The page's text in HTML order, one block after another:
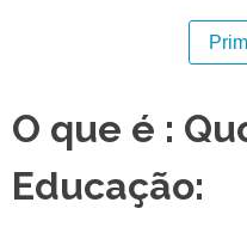
O que é :
Educação: